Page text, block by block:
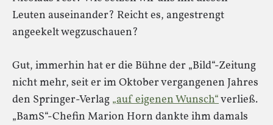
Leuten auseinander? Reicht es, angestrengt
angeekelt wegzuschauen?
Gut, immerhin hat er die Bühne der „Bild“-Zeitung
nicht mehr, seit er im Oktober vergangenen Jahres
den Springer-Verlag „auf eigenen Wunsch“verließ.
„BamS“-Chefin Marion Horn dankte ihm damals